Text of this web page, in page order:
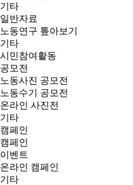
기타
일반자료
노동연구 톺아보기
기타
시민참여활동
공모전
노동사진 공모전
노동수기 공모전
온라인 사진전
기타
캠페인
캠페인
이벤트
온라인 캠페인
기타